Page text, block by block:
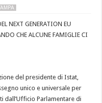
NEXT GENERATION EU
CHE ALCUNE FAMIGLIE CI
del presidente di Istat,
unico e universale per
dall’Ufficio Parlamentare di